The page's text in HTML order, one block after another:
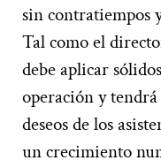
sin contratiempos
Tal como el
debe aplicar
operación y
deseos de los
un crecimiento